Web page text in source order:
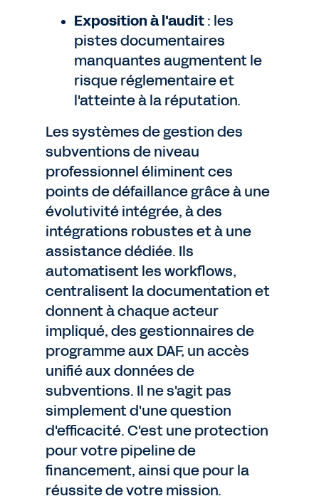
Exposition à l'audit: les
pistes documentaires
manquantes augmentent le
risque réglementaire et
l'atteinte à la réputation.
Les systèmes de gestion des
subventions de niveau
professionnel éliminent ces
points de défaillance grâce à une
évolutivité intégrée, à des
intégrations robustes et à une
assistance dédiée. Ils
automatisent les workflows,
centralisent la documentation et
donnent à chaque acteur
impliqué, des gestionnaires de
programme aux DAF, un accès
unifié aux données de
subventions. Il ne s'agit pas
simplement d'une question
d'efficacité. C'est une protection
pour votre pipeline de
financement, ainsi que pour la
réussite de votre mission.